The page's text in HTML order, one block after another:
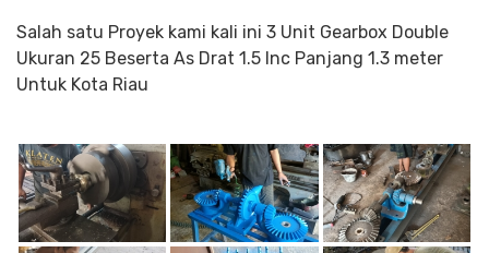
Salah satu Proyek kami kali ini 3 Unit Gearbox Double
Ukuran 25 Beserta As Drat 1.5 Inc Panjang 1.3 meter
Untuk Kota Riau